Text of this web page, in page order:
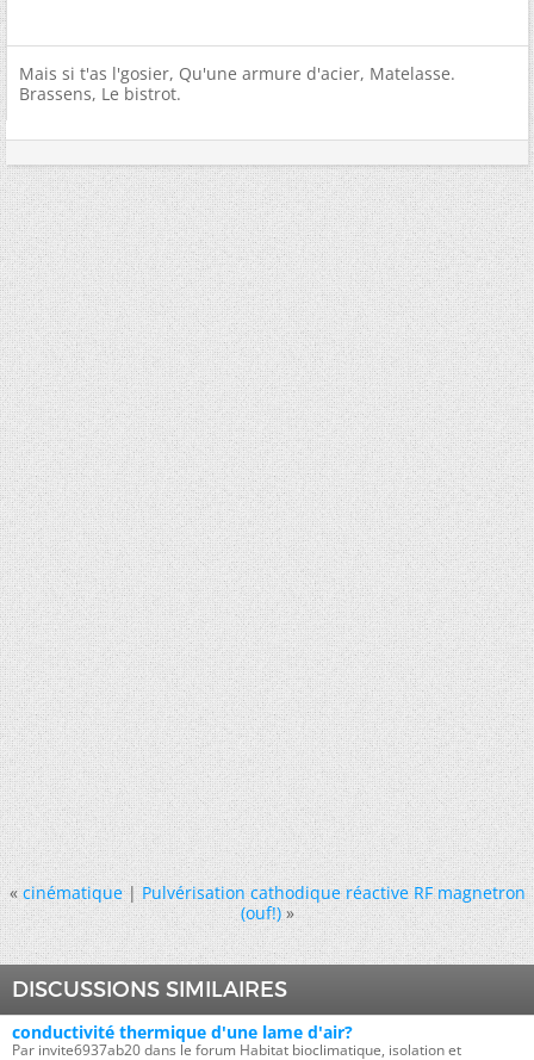
Mais si t'as l'gosier, Qu'une armure d'acier, Matelasse.
Brassens, Le bistrot.
« cinématique|Pulvérisation cathodique réactive RF magnetron
(ouf!) »
DISCUSSIONS SIMILAIRES
conductivité thermique d'une lame d'air?
Par invite6937ab20 dans le forum Habitat bioclimatique, isolation et